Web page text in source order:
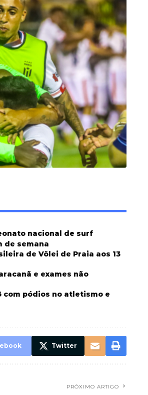
nacional de surf
de semana
de Vôlei de Praia aos 13
e exames não
com pódios no atletismo e
Twitter
PRÓXIMO ARTIGO